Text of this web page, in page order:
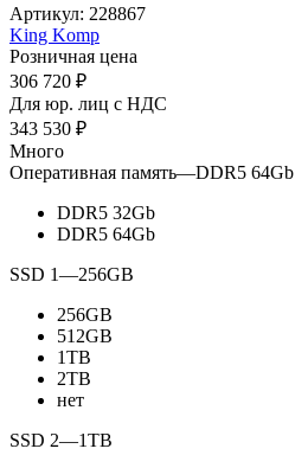
Артикул: 228867
King Komp
Розничная цена
306 720 ₽
Для юр. лиц c НДС
343 530 ₽
Много
Оперативная память—DDR5 64Gb
DDR5 32Gb
DDR5 64Gb
SSD 1—256GB
256GB
512GB
1TB
2TB
нет
SSD 2—1TB